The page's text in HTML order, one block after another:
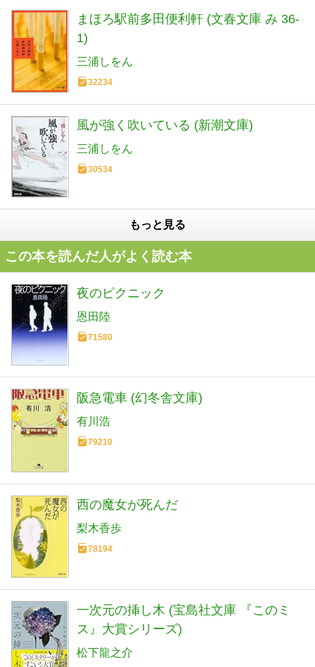
まほろ駅前多田便利軒 (文春文庫 み 36-
1)
三浦しをん
32234
風が強く吹いている (新潮文庫)
三浦しをん
30534
もっと見る
この本を読んだ人がよく読む本
夜のピクニック
恩田陸
71580
阪急電車 (幻冬舎文庫)
有川浩
79210
西の魔女が死んだ
梨木香歩
78194
一次元の挿し木 (宝島社文庫 『このミ
ス』大賞シリーズ)
松下龍之介